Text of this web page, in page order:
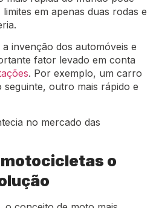
em apenas duas rodas e
invenção dos automóveis e
fator levado em conta
. Por exemplo, um carro
outro mais rápido e
no mercado das
o